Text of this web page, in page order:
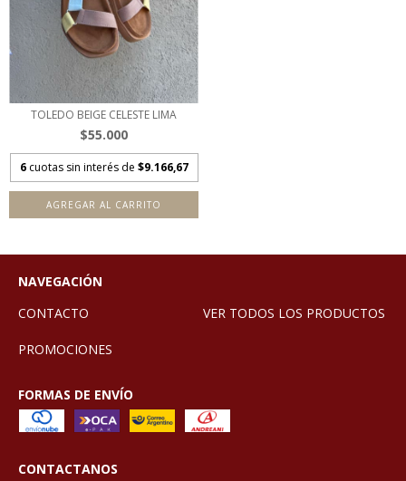
TOLEDO BEIGE CELESTE LIMA
$55.000
6 cuotas sin interés de $9.166,67
AGREGAR AL CARRITO
NAVEGACIÓN
CONTACTO
VER TODOS LOS PRODUCTOS
PROMOCIONES
FORMAS DE ENVÍO
CONTACTANOS